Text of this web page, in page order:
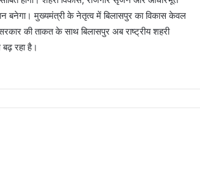
बनेगा। मुख्यमंत्री के नेतृत्व में बिलासपुर का विकास केवल
की ताकत के साथ बिलासपुर अब राष्ट्रीय शहरी
रहा है।